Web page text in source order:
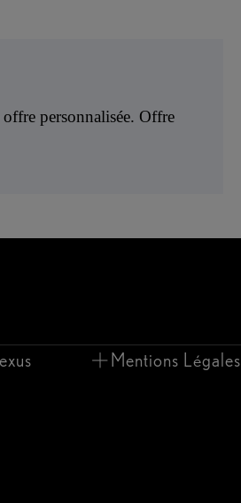
personnalisée. Offre
Mentions Légales